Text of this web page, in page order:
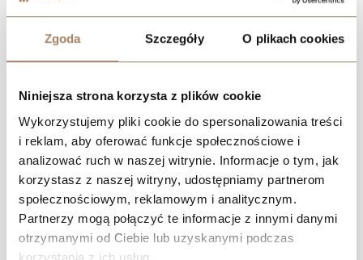
Zgoda Szczegóły O plikach cookies
Niniejsza strona korzysta z plików cookie
Wykorzystujemy pliki cookie do spersonalizowania treści
i reklam, aby oferować funkcje społecznościowe i
analizować ruch w naszej witrynie. Informacje o tym, jak
korzystasz z naszej witryny, udostępniamy partnerom
społecznościowym, reklamowym i analitycznym.
Partnerzy mogą połączyć te informacje z innymi danymi
otrzymanymi od Ciebie lub uzyskanymi podczas
korzystania z ich usług.